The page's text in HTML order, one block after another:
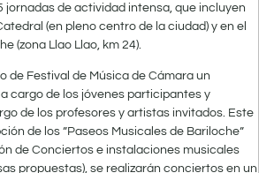
jornadas de actividad intensa, que incluyen
(en pleno centro de la ciudad) y en el
(zona Llao Llao, km 24).
de Festival de Música de Cámara un
cargo de los jóvenes participantes y
de los profesores y artistas invitados. Este
de los ”Paseos Musicales de Bariloche”
de Conciertos e instalaciones musicales
propuestas), se realizarán conciertos en un